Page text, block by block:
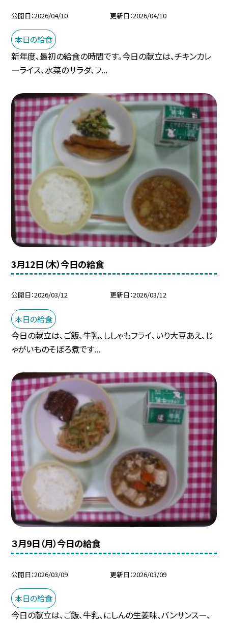
公開日 2026/04/10 更新日 2026/04/10
本日の給食
新年度、最初の給食の時間です。今日の献立は、チキンカレ
ーライス、水菜のサラダ、フ...
3月12日（木）今日の給食
公開日 2026/03/12 更新日 2026/03/12
本日の給食
今日の献立は、ご飯、牛乳、ししゃもフライ、いり大豆あえ、じ
ゃがいものそぼろ煮です...
３月9日（月）今日の給食
公開日 2026/03/09 更新日 2026/03/09
本日の給食
今日の献立は、ご飯、牛乳、にしんの生姜味、バンサンスー、